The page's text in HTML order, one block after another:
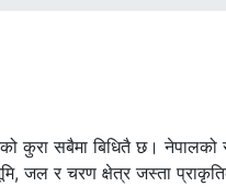
कुरा सबैमा बिधितै छ।
जल र चरण क्षेत्र जस्ता